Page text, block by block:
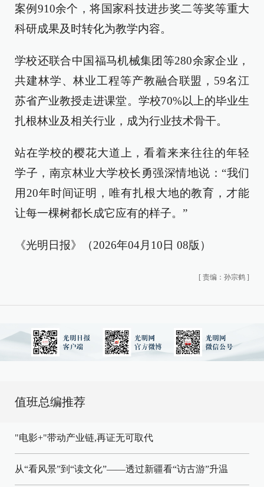
案例910余个，将国家科技进步奖二等奖等重大
科研成果及时转化为教学内容。
学校还联合中国福马机械集团等280余家企业，
共建林学、林业工程等产教融合联盟，59名江
苏省产业教授走进课堂。学校70%以上的毕业生
扎根林业及相关行业，成为行业技术骨干。
站在学校的樱花大道上，看着来来往往的年轻
学子，南京林业大学校长勇强深情地说：“我们
用20年时间证明，唯有扎根大地的教育，才能
让每一棵树都长成它应有的样子。”
《光明日报》（2026年04月10日 08版）
[ 责编：孙宗鹤 ]
值班总编推荐
"电影+"带动产业链,再证无可取代
从“看风景”到“读文化”——透过新疆看“访古游”升温